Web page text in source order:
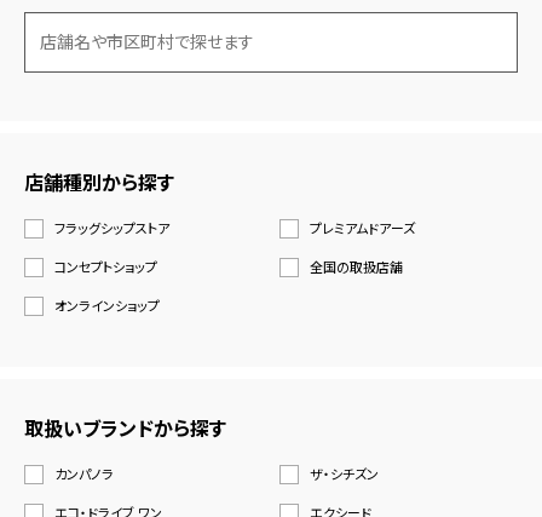
店舗種別から探す
フラッグシップストア
プレミアムドアーズ
コンセプトショップ
全国の取扱店舗
オンラインショップ
取扱いブランドから探す
カンパノラ
ザ・シチズン